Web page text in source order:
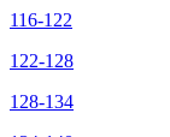
116-122
122-128
128-134